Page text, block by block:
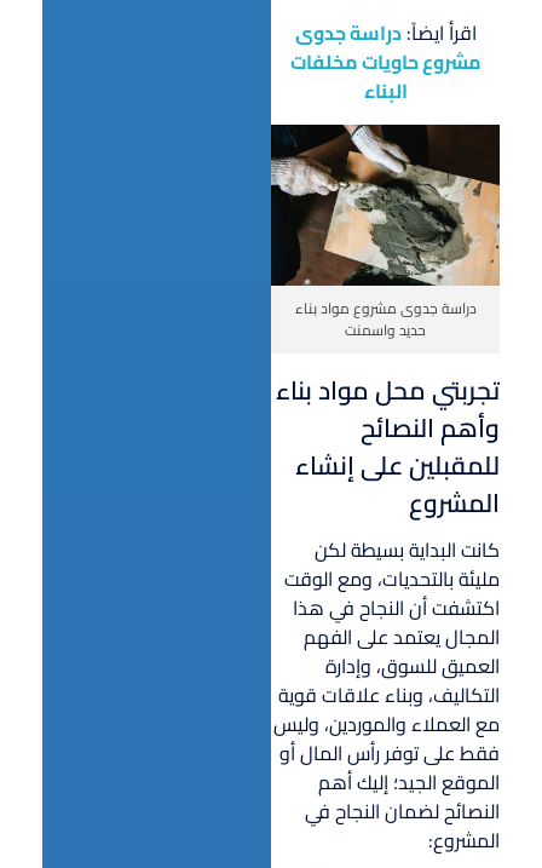
اقرأ ايضاً:دراسة جدوى
مشروع حاويات مخلفات
البناء
دراسة جدوى مشروع مواد بناء
حديد واسمنت
تجربتي محل مواد بناء
وأهم النصائح
للمقبلين على إنشاء
المشروع
كانت البداية بسيطة لكن
مليئة بالتحديات، ومع الوقت
اكتشفت أن النجاح في هذا
المجال يعتمد على الفهم
العميق للسوق، وإدارة
التكاليف، وبناء علاقات قوية
مع العملاء والموردين، وليس
فقط على توفر رأس المال أو
الموقع الجيد؛ إليك أهم
النصائح لضمان النجاح في
المشروع: